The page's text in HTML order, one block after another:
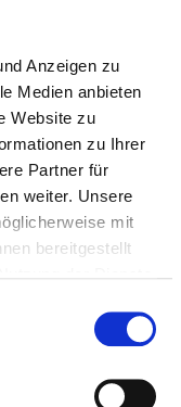
Anzeigen zu
Medien anbieten
Website zu
zu Ihrer
Partner für
weiter. Unsere
mit
bereitgestellt
nicht